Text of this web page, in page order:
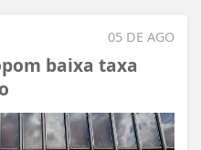
05 DE AGO
baixa taxa